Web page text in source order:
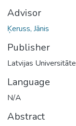
Advisor
Ķeruss, Jānis
Publisher
Latvijas Universitāte
Language
N/A
Abstract